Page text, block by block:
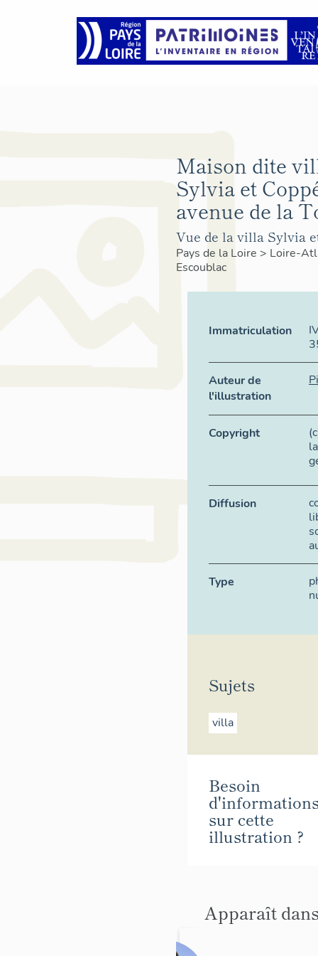
Maison dite
Sylvia et
avenue de la
Vue de la villa Sylvia
Pays de la Loire > Loire-
Escoublac
Immatriculation
Auteur de
l'illustration
Copyright
Diffusion
Type
Sujets
villa
Besoin
sur cette
illustration ?
Apparaît